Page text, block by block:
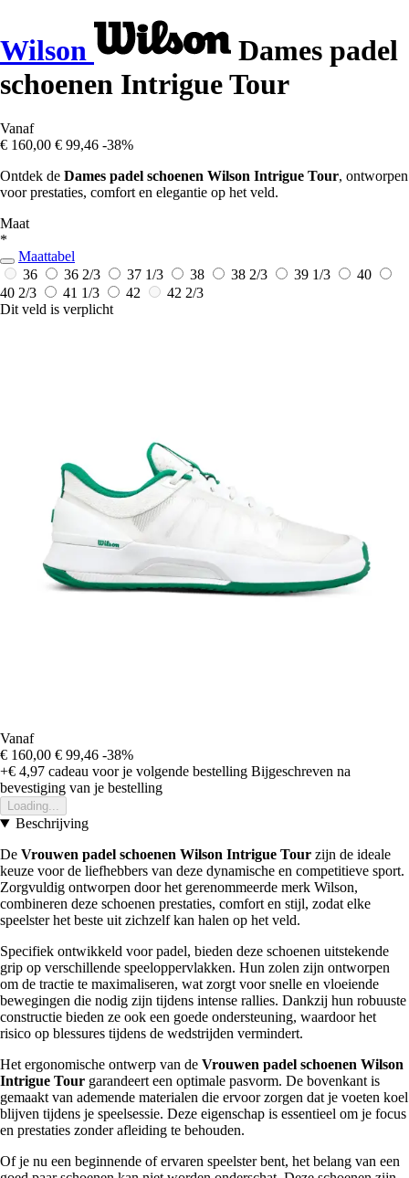
Wilson
Dames padel
schoenen Intrigue Tour
Vanaf
€ 160,00 € 99,46 -38%
Ontdek de Dames padel schoenen Wilson Intrigue Tour, ontworpen
voor prestaties, comfort en elegantie op het veld.
Maat
*
Maattabel
36
36 2/3 37 1/3 38 38 2/3 39 1/3
40
40 2/3
41 1/3 42
42 2/3
Dit veld is verplicht
Vanaf
€ 160,00 € 99,46 -38%
+€ 4,97 cadeau voor je volgende bestelling Bijgeschreven na
bevestiging van je bestelling
Loading...
Beschrijving
De Vrouwen padel schoenen Wilson Intrigue Tour zijn de ideale
keuze voor de liefhebbers van deze dynamische en competitieve sport.
Zorgvuldig ontworpen door het gerenommeerde merk Wilson,
combineren deze schoenen prestaties, comfort en stijl, zodat elke
speelster het beste uit zichzelf kan halen op het veld.
Specifiek ontwikkeld voor padel, bieden deze schoenen uitstekende
grip op verschillende speeloppervlakken. Hun zolen zijn ontworpen
om de tractie te maximaliseren, wat zorgt voor snelle en vloeiende
bewegingen die nodig zijn tijdens intense rallies. Dankzij hun robuuste
constructie bieden ze ook een goede ondersteuning, waardoor het
risico op blessures tijdens de wedstrijden vermindert.
Het ergonomische ontwerp van de Vrouwen padel schoenen Wilson
Intrigue Tour garandeert een optimale pasvorm. De bovenkant is
gemaakt van ademende materialen die ervoor zorgen dat je voeten koel
blijven tijdens je speelsessie. Deze eigenschap is essentieel om je focus
en prestaties zonder afleiding te behouden.
Of je nu een beginnende of ervaren speelster bent, het belang van een